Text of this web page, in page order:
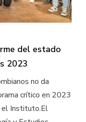
del estado
2023
no da
crítico en 2023
el Instituto.El